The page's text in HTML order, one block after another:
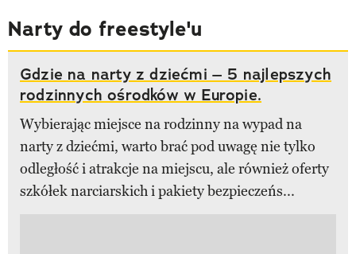
Narty do freestyle'u
Gdzie na narty z dziećmi – 5 najlepszych
rodzinnych ośrodków w Europie.
Wybierając miejsce na rodzinny na wypad na
narty z dziećmi, warto brać pod uwagę nie tylko
odległość i atrakcje na miejscu, ale również oferty
szkółek narciarskich i pakiety bezpieczeńs...